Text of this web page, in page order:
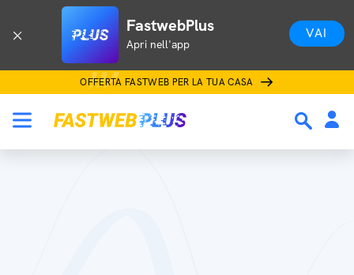
FastwebPlus
Apri nell'app
VAI
OFFERTA FASTWEB PER LA TUA CASA